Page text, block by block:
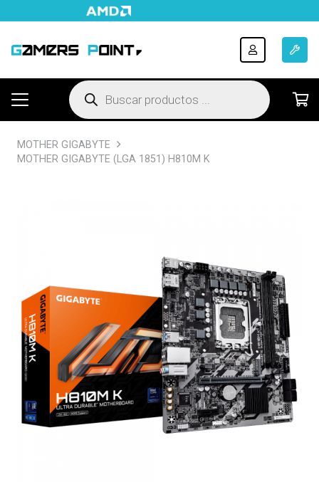
Búsqueda
de
productos
MOTHER GIGABYTE
MOTHER GIGABYTE (LGA 1851) H810M K